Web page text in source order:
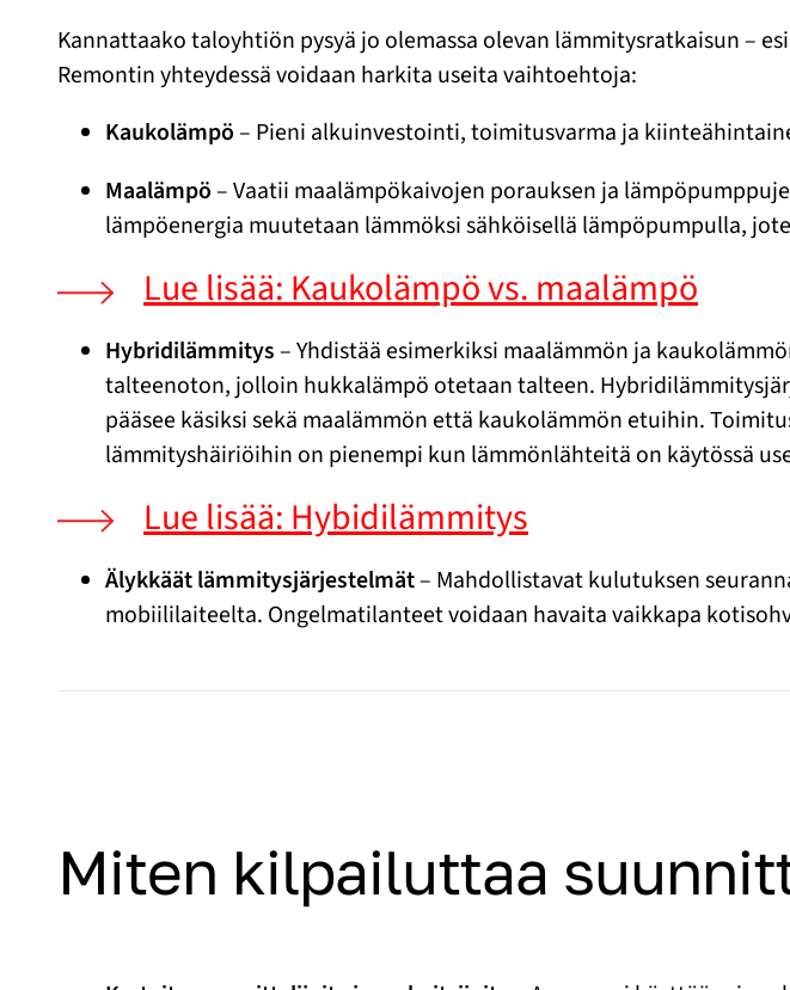
Kannattaako taloyhtiön pysyä jo olemassa olevan lämmitysratkaisun –
Remontin yhteydessä voidaan harkita useita vaihtoehtoja:
Kaukolämpö– Pieni alkuinvestointi, toimitusvarma ja
Maalämpö– Vaatii maalämpökaivojen porauksen ja
lämpöenergia muutetaan lämmöksi sähköisellä lämpöpumpulla,
Lue lisää: Kaukolämpö vs. maalämpö
Hybridilämmitys– Yhdistää esimerkiksi maalämmön ja
talteenoton, jolloin hukkalämpö otetaan talteen.
pääsee käsiksi sekä maalämmön että kaukolämmön etuihin.
lämmityshäiriöihin on pienempi kun lämmönlähteitä on käytössä
Lue lisää: Hybidilämmitys
Älykkäät lämmitysjärjestelmät– Mahdollistavat kulutuksen
mobiililaiteelta. Ongelmatilanteet voidaan havaita vaikkapa
Miten kilpailuttaa